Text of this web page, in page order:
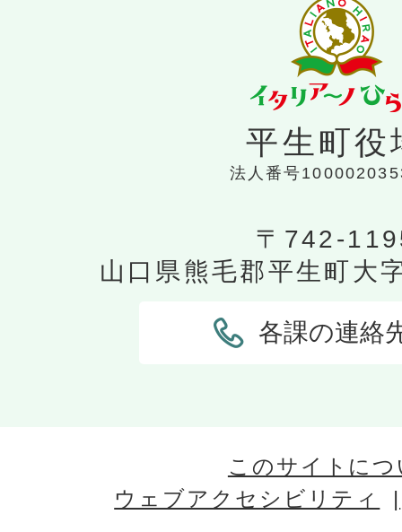
平生町役
法人番号
〒742-
山口県熊毛郡平生町大
各課の連絡
このサイトに
ウェブアクセシビリティ